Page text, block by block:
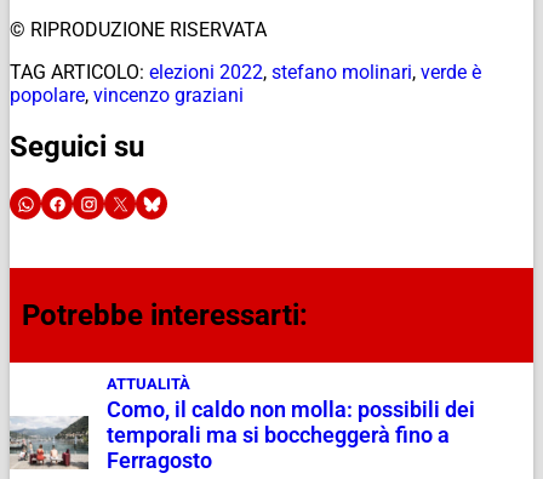
© RIPRODUZIONE RISERVATA
TAG ARTICOLO: elezioni 2022, stefano molinari, verde è
popolare, vincenzo graziani
Seguici su
Potrebbe interessarti:
ATTUALITÀ
Como, il caldo non molla: possibili dei
temporali ma si boccheggerà fino a
Ferragosto